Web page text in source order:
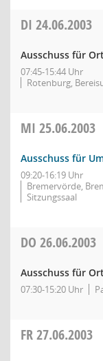
DI 24.06.2003
Ausschuss für
07:45-15:44 Uhr
Rotenburg,
MI 25.06.2003
Ausschuss für
09:20-16:19 Uhr
Bremervörde,
Sitzungssaal
DO 26.06.2003
Ausschuss für
07:30-15:20 Uhr
FR27.06.2003